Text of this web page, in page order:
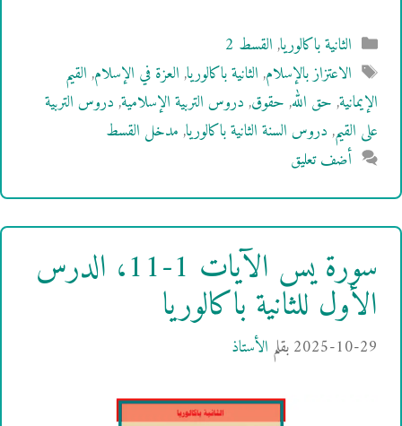
التصنيفات
الثانية باكالوريا,القسط 2
الوسوم
الاعتزاز بالإسلام,الثانية باكالوريا,العزة في الإسلام,القيم
الإيمانية,حق الله,حقوق,دروس التربية الإسلامية,دروس التربية
على القيم,دروس السنة الثانية باكالوريا,مدخل القسط
أضف تعليق
سورة يس الآيات 1-11، الدرس
الأول للثانية باكالوريا
2025-10-29بقلم الأستاذ